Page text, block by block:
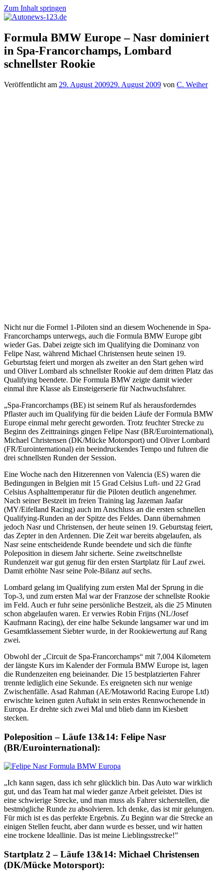
Zum Inhalt springen
Autonews-
123.de
Autonews
mit
Charme
Formula BMW Europe – Nasr dominiert
in Spa-Francorchamps, Lombard
schnellster Rookie
Veröffentlicht am 29. August 200929. August 2009 von C. Weiher
Nicht nur die Formel 1-Piloten sind an diesem Wochenende in Spa-
Francorchamps unterwegs, auch die Formula BMW Europe gibt
wieder Gas. Dabei zeigte sich im Qualifying die Dominanz von
Felipe Nasr, während Michael Christensen heute seinen 19.
Geburtstag feiert und morgen als zweiter an den Start gehen wird
und Oliver Lombard als schnellster Rookie auf dem dritten Platz das
Qualifying beendete. Die Formula BMW zeigte damit wieder
einmal ihre Klasse als Einsteigerserie für Nachwuchsfahrer.
„Spa-Francorchamps (BE) ist seinem Ruf als herausforderndes
Pflaster auch im Qualifying für die beiden Läufe der Formula BMW
Europe einmal mehr gerecht geworden. Trotz feuchter Strecke zu
Beginn des Zeittrainings gingen Felipe Nasr (BR/Eurointernational),
Michael Christensen (DK/Mücke Motorsport) und Oliver Lombard
(FR/Eurointernational) ein beeindruckendes Tempo und fuhren die
drei schnellsten Runden der Session.
Eine Woche nach den Hitzerennen von Valencia (ES) waren die
Bedingungen in Belgien mit 15 Grad Celsius Luft- und 22 Grad
Celsius Asphalttemperatur für die Piloten deutlich angenehmer.
Nach seiner Bestzeit im freien Training lag Jazeman Jaafar
(MY/Eifelland Racing) auch im Anschluss an die ersten schnellen
Qualifying-Runden an der Spitze des Feldes. Dann übernahmen
jedoch Nasr und Christensen, der heute seinen 19. Geburtstag feiert,
das Zepter in den Ardennen. Die Zeit war bereits abgelaufen, als
Nasr seine entscheidende Runde beendete und sich die fünfte
Poleposition in diesem Jahr sicherte. Seine zweitschnellste
Rundenzeit war gut genug für den ersten Startplatz für Lauf zwei.
Damit erhöhte Nasr seine Pole-Bilanz auf sechs.
Lombard gelang im Qualifying zum ersten Mal der Sprung in die
Top-3, und zum ersten Mal war der Franzose der schnellste Rookie
im Feld. Auch er fuhr seine persönliche Bestzeit, als die 25 Minuten
schon abgelaufen waren. Er verwies Robin Frijns (NL/Josef
Kaufmann Racing), der eine halbe Sekunde langsamer war und im
Gesamtklassement Siebter wurde, in der Rookiewertung auf Rang
zwei.
Obwohl der „Circuit de Spa-Francorchamps“ mit 7,004 Kilometern
der längste Kurs im Kalender der Formula BMW Europe ist, lagen
die Rundenzeiten eng beieinander. Die 15 bestplatzierten Fahrer
trennte lediglich eine Sekunde. Es ereigneten sich nur wenige
Zwischenfälle. Asad Rahman (AE/Motaworld Racing Europe Ltd)
erwischte keinen guten Auftakt in sein erstes Rennwochenende in
Europa. Er drehte sich zwei Mal und blieb dann im Kiesbett
stecken.
Poleposition – Läufe 13&14: Felipe Nasr
(BR/Eurointernational):
„Ich kann sagen, dass ich sehr glücklich bin. Das Auto war wirklich
gut, und das Team hat mal wieder ganze Arbeit geleistet. Dies ist
eine schwierige Strecke, und man muss als Fahrer sicherstellen, die
bestmögliche Runde zu absolvieren. Ich denke, das ist mir gelungen.
Für mich ist es das perfekte Ergebnis. Zu Beginn war die Strecke an
einigen Stellen feucht, aber dann wurde es besser, und wir hatten
eine trockene Ideallinie. Das ist meine Lieblingsstrecke!”
Startplatz 2 – Läufe 13&14: Michael Christensen
(DK/Mücke Motorsport):